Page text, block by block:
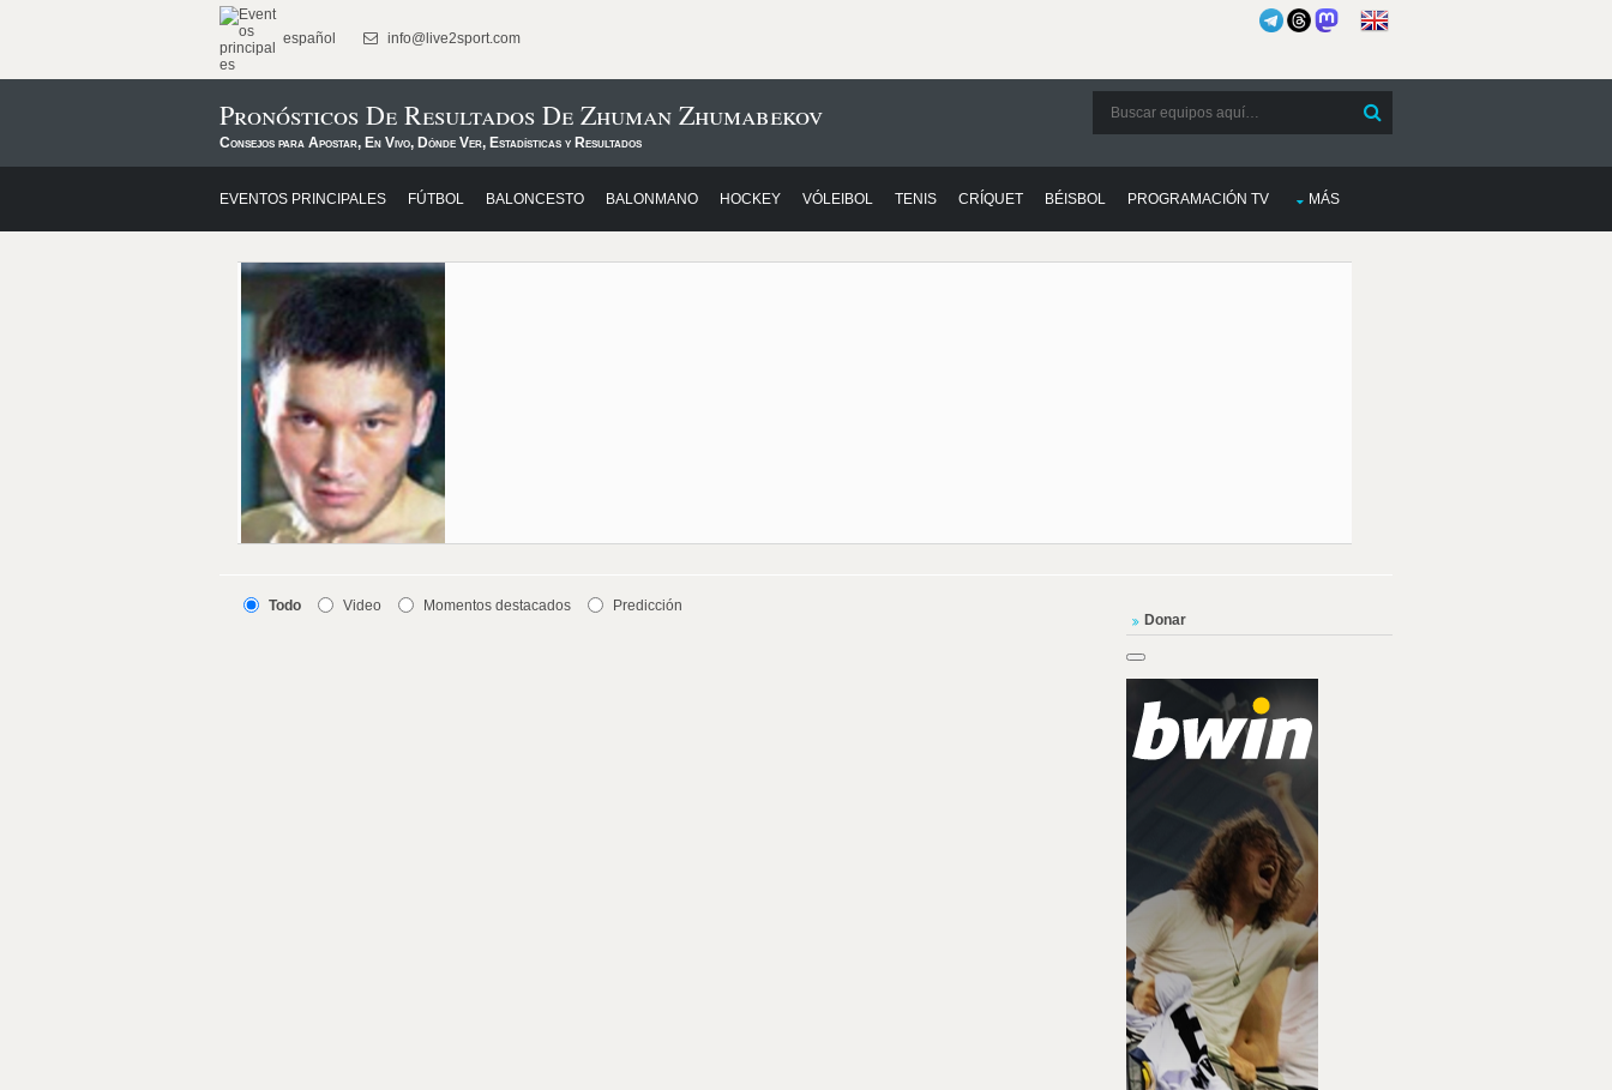
español info@live2sport.com
Pronósticos De Resultados De Zhuman Zhumabekov
Consejos para Apostar, En Vivo, Dónde Ver, Estadísticas y Resultados
EVENTOS PRINCIPALES FÚTBOL BALONCESTO BALONMANO HOCKEY VÓLEIBOL TENIS CRÍQUET BÉISBOL PROGRAMACIÓN TV MÁS
Todo Video Momentos destacados Predicción
Donar